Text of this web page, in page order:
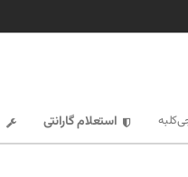
استعلام گارانتی